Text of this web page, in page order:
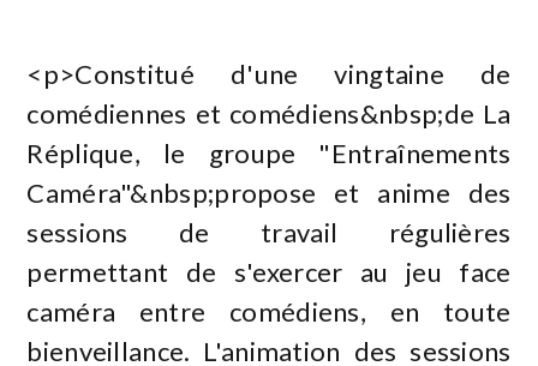
<p>Constitué d'une vingtaine de
comédiennes et comédiens&nbsp;de La
Réplique, le groupe "Entraînements
Caméra"&nbsp;propose et anime des
sessions de travail régulières
permettant de s'exercer au jeu face
caméra entre comédiens, en toute
bienveillance. L'animation des sessions